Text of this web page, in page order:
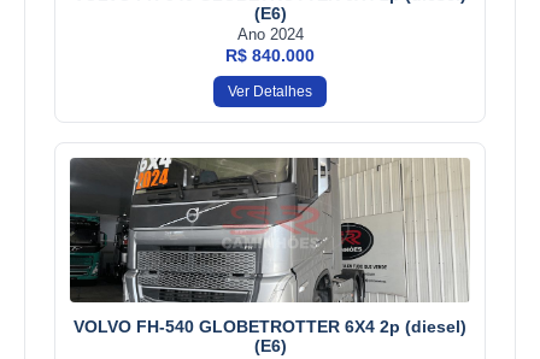
(E6)
Ano 2024
R$ 840.000
Ver Detalhes
VOLVO FH-540 GLOBETROTTER 6X4 2p (diesel)
(E6)